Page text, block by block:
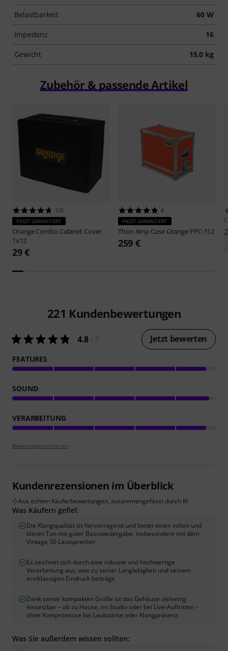
Belastbarkeit 60 W
Impedanz 16
Gewicht 15,0 kg
Zubehör & passende Artikel
133
PASST GARANTIERT
OrangeCombo Cabinet Cover
1x12
29 €
8
PASST GARANTIERT
Thon Amp Case Orange PPC-112
259 €
221 Kundenbewertungen
4.8 Jetzt bewerten
FEATURES
SOUND
VERARBEITUNG
Bewertungsrichtlinien
Kundenrezensionen im Überblick
Aus echten Käuferbewertungen, zusammengefasst durch KI
Was Käufern gefiel:
Die Klangqualität ist hervorragend und bietet einen vollen und
klaren Ton mit guter Basswiedergabe, insbesondere mit dem
Vintage 30 Lautsprecher.
Es zeichnet sich durch eine robuste und hochwertige
Verarbeitung aus, was zu seiner Langlebigkeit und seinem
erstklassigen Eindruck beiträgt.
Dank seiner kompakten Größe ist das Gehäuse vielseitig
einsetzbar – ob zu Hause, im Studio oder bei Live-Auftritten –
ohne Kompromisse bei Lautstärke oder Klangpräsenz.
Was Sie außerdem wissen sollten: